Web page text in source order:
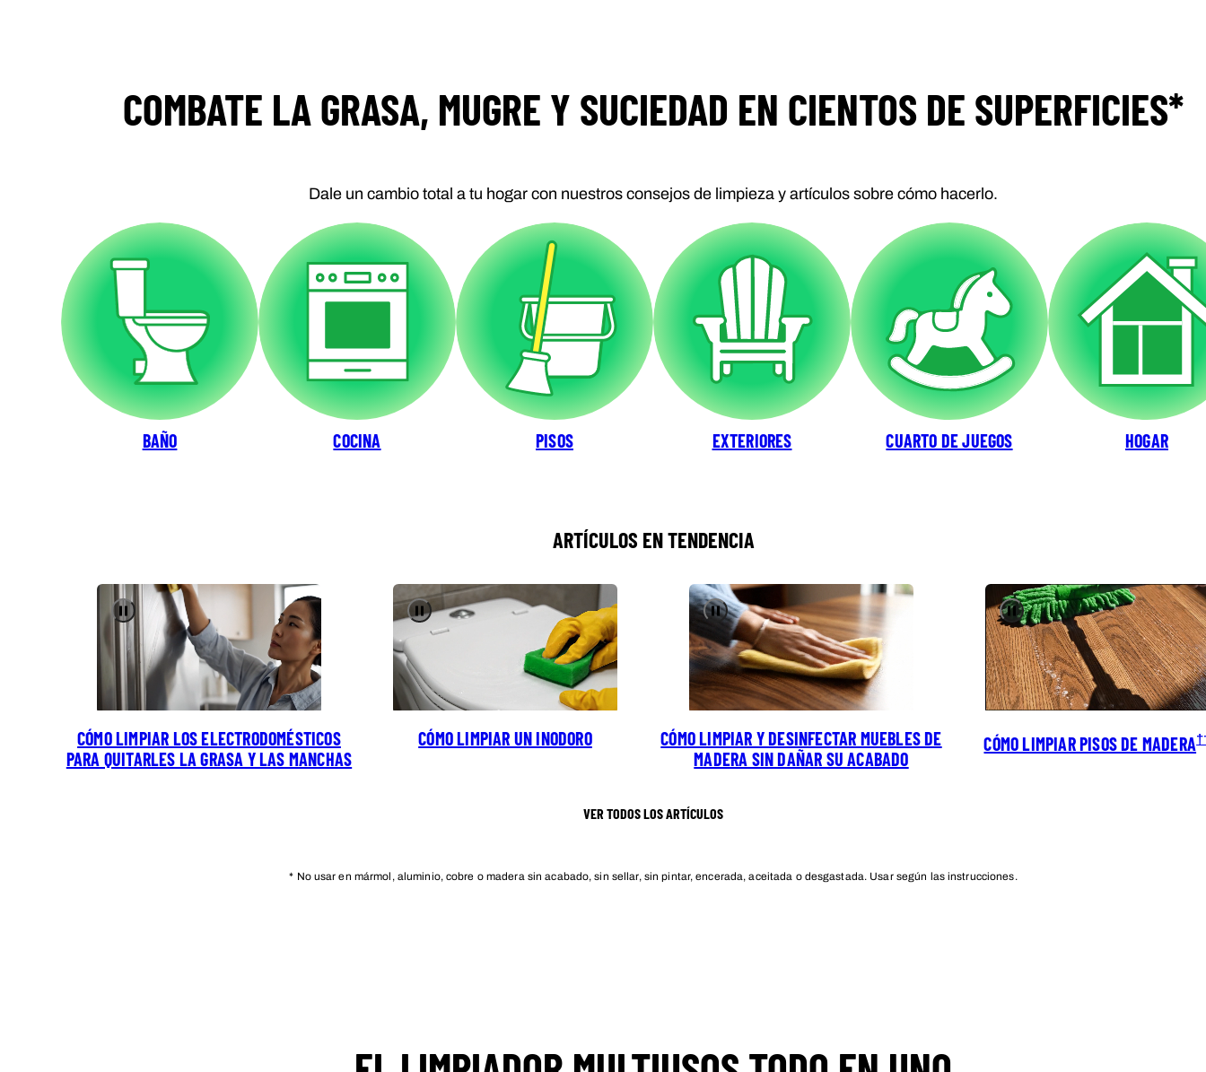
COMBATE LA GRASA, MUGRE Y SUCIEDAD EN CIENTOS DE SUPERFICIES*
Dale un cambio total a tu hogar con nuestros consejos de limpieza y artículos sobre cómo hacerlo.
BAÑO COCINA PISOS EXTERIORES CUARTO DE JUEGOS HOGAR
ARTÍCULOS EN TENDENCIA
Pause
CÓMO LIMPIAR LOS ELECTRODOMÉSTICOS
PARA QUITARLES LA GRASA Y LAS MANCHAS
Pause
CÓMO LIMPIAR UN INODORO
Pause
CÓMO LIMPIAR Y DESINFECTAR MUEBLES DE
MADERA SIN DAÑAR SU ACABADO
Pause
CÓMO LIMPIAR PISOS DE MADERA
VER TODOS LOS ARTÍCULOS
* No usar en mármol, aluminio, cobre o madera sin acabado, sin sellar, sin pintar, encerada, aceitada o desgastada. Usar según las instrucciones.